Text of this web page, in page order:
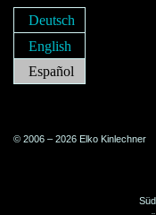
Deutsch
English
Español
© 2006 – 2026 Elko Kinlechner